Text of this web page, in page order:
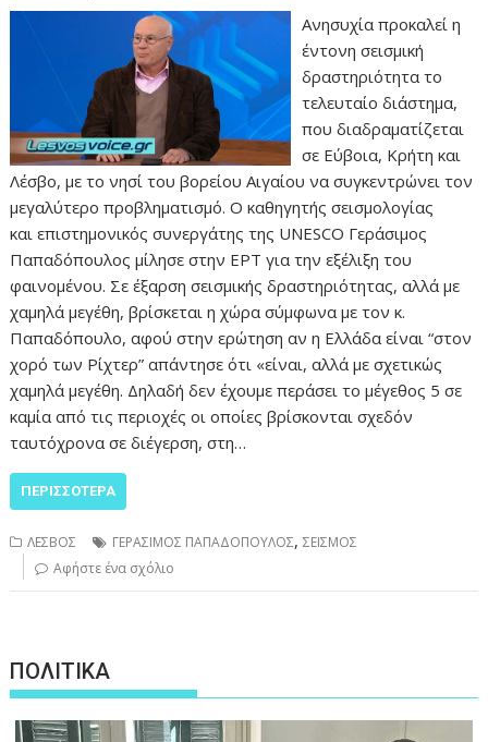
Ανησυχία προκαλεί η
έντονη σεισμική
δραστηριότητα το
τελευταίο διάστημα,
που διαδραματίζεται
σε Εύβοια, Κρήτη και
Λέσβο, με το νησί του βορείου Αιγαίου να συγκεντρώνει τον
μεγαλύτερο προβληματισμό. Ο καθηγητής σεισμολογίας
και επιστημονικός συνεργάτης της UNESCO Γεράσιμος
Παπαδόπουλος μίλησε στην ΕΡΤ για την εξέλιξη του
φαινομένου. Σε έξαρση σεισμικής δραστηριότητας, αλλά με
χαμηλά μεγέθη, βρίσκεται η χώρα σύμφωνα με τον κ.
Παπαδόπουλο, αφού στην ερώτηση αν η Ελλάδα είναι “στον
χορό των Ρίχτερ” απάντησε ότι «είναι, αλλά με σχετικώς
χαμηλά μεγέθη. Δηλαδή δεν έχουμε περάσει το μέγεθος 5 σε
καμία από τις περιοχές οι οποίες βρίσκονται σχεδόν
ταυτόχρονα σε διέγερση, στη…
ΠΕΡΙΣΣΌΤΕΡΑ
ΛΕΣΒΟΣ ΓΕΡΑΣΙΜΟΣ ΠΑΠΑΔΟΠΟΥΛΟΣ,ΣΕΙΣΜΟΣ
Αφήστε ένα σχόλιο
ΠΟΛΙΤΙΚΑ